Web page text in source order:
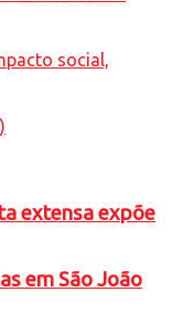
extensa expõe
em São João